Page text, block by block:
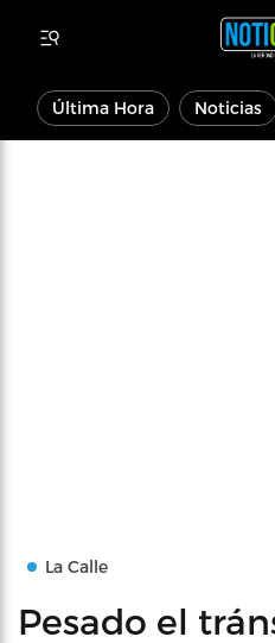
Última Hora Noticias
La Calle
Pesado el